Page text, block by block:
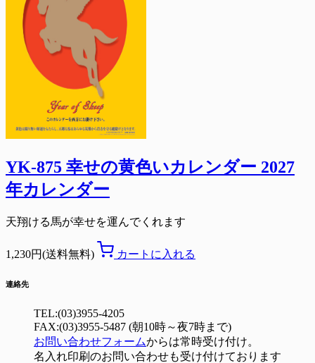
YK-875 幸せの黄色いカレンダー 2027
年カレンダー
天翔ける馬が幸せを運んでくれます
1,230円(送料無料) カートに入れる
連絡先
TEL:(03)3955-4205
FAX:(03)3955-5487 (朝10時～夜7時まで)
お問い合わせフォームからは常時受け付け。
名入れ印刷のお問い合わせも受け付けております